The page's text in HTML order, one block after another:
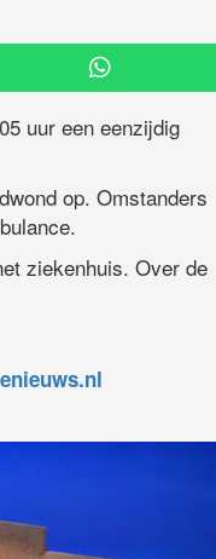
uur een eenzijdig
op. Omstanders
ziekenhuis. Over de